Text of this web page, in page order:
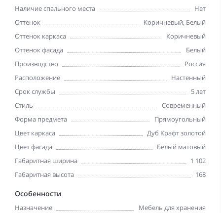
Наличие спального места
Нет
Оттенок
Коричневый, Белый
Оттенок каркаса
Коричневый
Оттенок фасада
Белый
Производство
Россия
Расположение
Настенный
Срок службы
5 лет
Стиль
Современный
Форма предмета
Прямоугольный
Цвет каркаса
Дуб Крафт золотой
Цвет фасада
Белый матовый
Габаритная ширина
1 102
Габаритная высота
168
Особенности
Назначение Мебель для хранения